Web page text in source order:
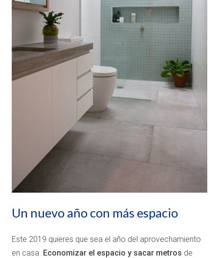
Un nuevo año con más espacio
Este 2019 quieres que sea el año del aprovechamiento
en casa. Economizar el espacio y sacar metros de